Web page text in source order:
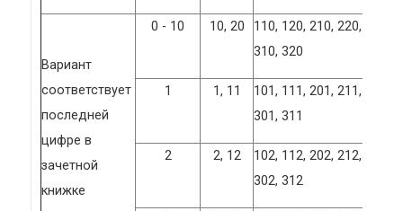
Вариант
соответствует
последней
цифре в
зачетной
книжке
0 - 10 10, 20
110, 120, 210, 220,
310, 320
1 1, 11
101, 111, 201, 211,
301, 311
2 2, 12
102, 112, 202, 212,
302, 312